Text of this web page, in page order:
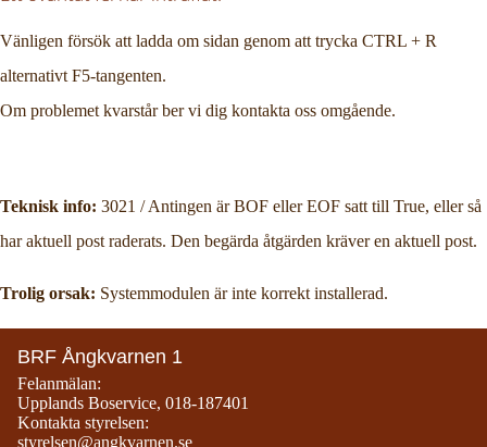
Vänligen försök att ladda om sidan genom att trycka CTRL + R
alternativt F5-tangenten.
Om problemet kvarstår ber vi dig kontakta oss omgående.
Teknisk info: 3021 / Antingen är BOF eller EOF satt till True, eller så
har aktuell post raderats. Den begärda åtgärden kräver en aktuell post.
Trolig orsak: Systemmodulen är inte korrekt installerad.
BRF Ångkvarnen 1
Felanmälan:
Upplands Boservice, 018-187401
Kontakta styrelsen:
styrelsen@angkvarnen.se